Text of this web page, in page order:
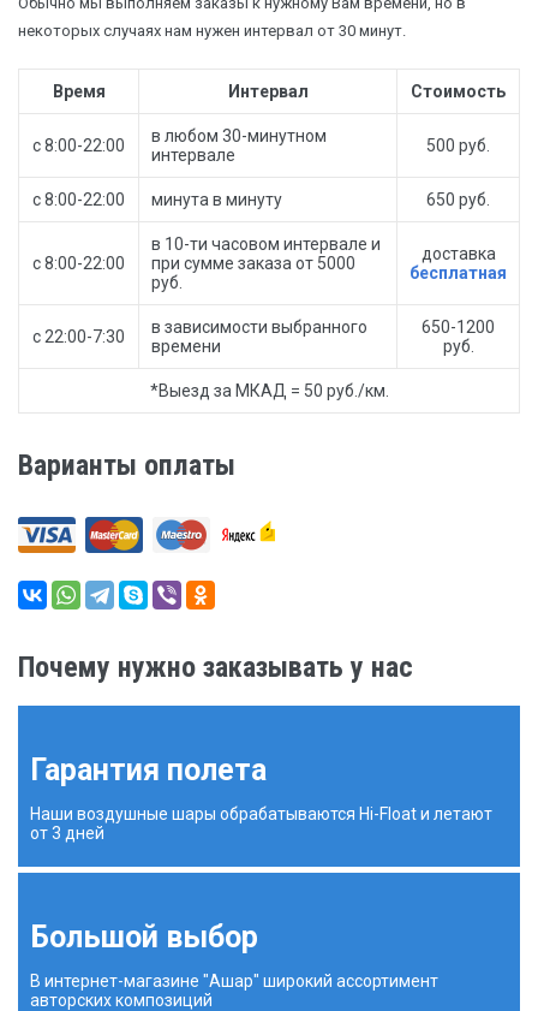
некоторых случаях нам нужен интервал от 30 минут.
Время Интервал Стоимость
с 8:00-22:00
в любом 30-минутном
интервале
500 руб.
с 8:00-22:00 минута в минуту 650 руб.
с 8:00-22:00
в 10-ти часовом интервале и
при сумме заказа от 5000
руб.
доставка
бесплатная
с 22:00-7:30
в зависимости выбранного
времени
650-1200
руб.
*Выезд за МКАД = 50 руб./км.
Варианты оплаты
Почему нужно заказывать у нас
Гарантия полета
Наши воздушные шары обрабатываются Hi-Float и летают
от 3 дней
Большой выбор
В интернет-магазине "Ашар" широкий ассортимент
авторских композиций